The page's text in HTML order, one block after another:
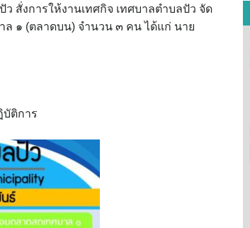
สั่งการให้งานเทศกิจ เทศบาลตำบลปัว จัด
ล ๑ (ตลาดบน) จำนวน ๓ คน ได้แก่ นาย
บัติการ